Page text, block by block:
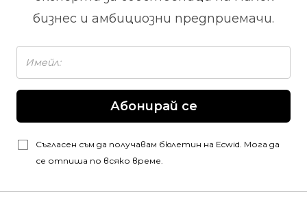
бизнес и амбициозни предприемачи.
Абонирай се
Съгласен съм да получавам бюлетин на Ecwid. Мога да
се отпиша по всяко време.